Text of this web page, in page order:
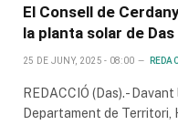
El Consell de
la planta solar de
25 DE JUNY, 2025 - 08:00
REDACCIÓ (Das).-
Departament de